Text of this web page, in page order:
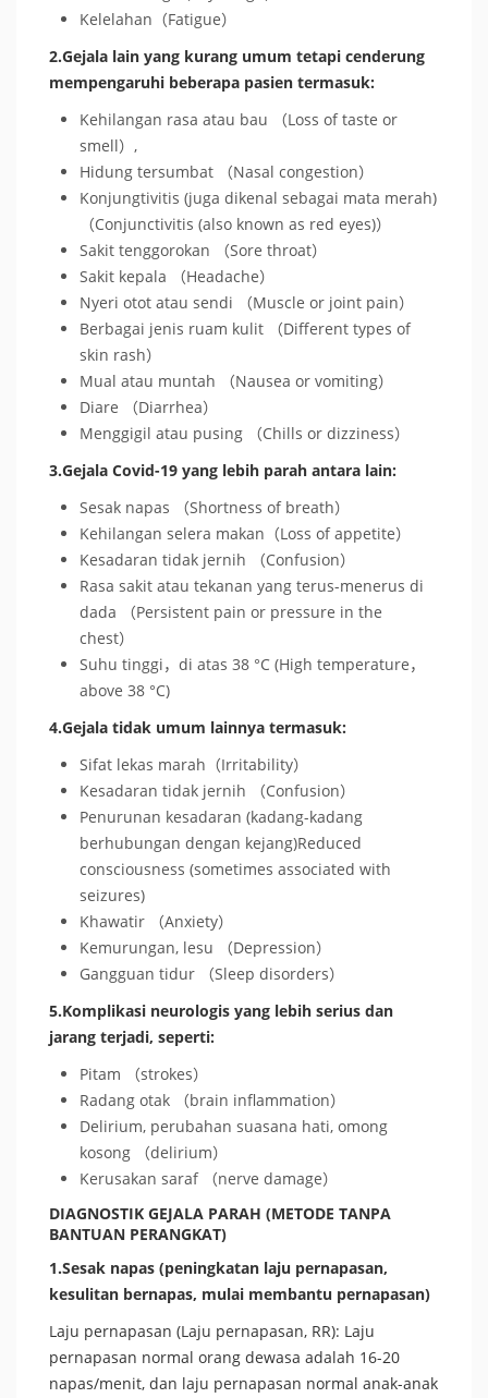
Kelelahan（Fatigue）
2.Gejala lain yang kurang umum tetapi cenderung
mempengaruhi beberapa pasien termasuk:
Kehilangan rasa atau bau （Loss of taste or
smell）,
Hidung tersumbat （Nasal congestion）
Konjungtivitis (juga dikenal sebagai mata merah)
（Conjunctivitis (also known as red eyes)）
Sakit tenggorokan （Sore throat）
Sakit kepala （Headache）
Nyeri otot atau sendi （Muscle or joint pain）
Berbagai jenis ruam kulit （Different types of
skin rash）
Mual atau muntah （Nausea or vomiting）
Diare （Diarrhea）
Menggigil atau pusing （Chills or dizziness）
3.Gejala Covid-19 yang lebih parah antara lain:
Sesak napas （Shortness of breath）
Kehilangan selera makan（Loss of appetite）
Kesadaran tidak jernih （Confusion）
Rasa sakit atau tekanan yang terus-menerus di
dada （Persistent pain or pressure in the
chest）
Suhu tinggi，di atas 38 °C (High temperature，
above 38 °C)
4.Gejala tidak umum lainnya termasuk:
Sifat lekas marah（Irritability）
Kesadaran tidak jernih （Confusion）
Penurunan kesadaran (kadang-kadang
berhubungan dengan kejang)Reduced
consciousness (sometimes associated with
seizures)
Khawatir （Anxiety）
Kemurungan, lesu （Depression）
Gangguan tidur （Sleep disorders）
5.Komplikasi neurologis yang lebih serius dan
jarang terjadi, seperti:
Pitam （strokes）
Radang otak （brain inflammation）
Delirium, perubahan suasana hati, omong
kosong （delirium）
Kerusakan saraf （nerve damage）
DIAGNOSTIK GEJALA PARAH (METODE TANPA
BANTUAN PERANGKAT)
1.Sesak napas (peningkatan laju pernapasan,
kesulitan bernapas, mulai membantu pernapasan)
Laju pernapasan (Laju pernapasan, RR): Laju
pernapasan normal orang dewasa adalah 16-20
napas/menit, dan laju pernapasan normal anak-anak